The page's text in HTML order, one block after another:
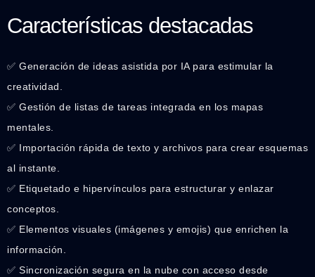
Características destacadas
✅ Generación de ideas asistida por IA para estimular la
creatividad.
✅ Gestión de listas de tareas integrada en los mapas
mentales.
✅ Importación rápida de texto y archivos para crear esquemas
al instante.
✅ Etiquetado e hipervínculos para estructurar y enlazar
conceptos.
✅ Elementos visuales (imágenes y emojis) que enrichen la
información.
✅ Sincronización segura en la nube con acceso desde